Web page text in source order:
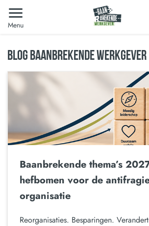
Menu
BLOG BAANBREKENDE WERKGEVER
Baanbrekende thema’s
hefbomen voor de
organisatie
Reorganisaties. Besparingen.